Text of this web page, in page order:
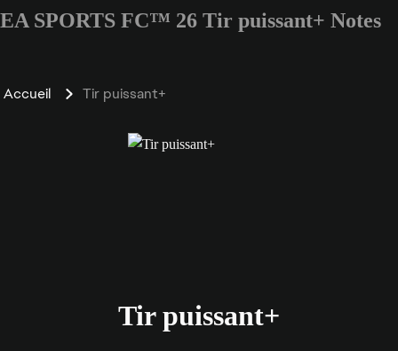
EA SPORTS FC™ 26 Tir puissant+ Notes
Accueil Tir puissant+
Tir puissant+